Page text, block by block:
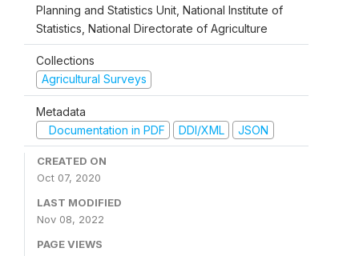
Planning and Statistics Unit, National Institute of
Statistics, National Directorate of Agriculture
Collections
Agricultural Surveys
Metadata
Documentation in PDF
DDI/XML JSON
CREATED ON
Oct 07, 2020
LAST MODIFIED
Nov 08, 2022
PAGE VIEWS